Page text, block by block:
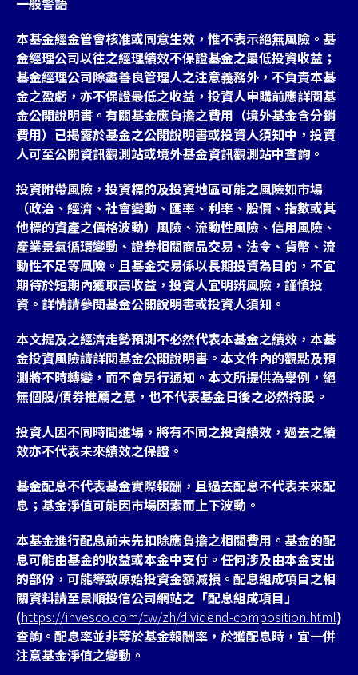
本基金經金管會核准或同意生效，惟不表示絕無風險。基
金經理公司以往之經理績效不保證基金之最低投資收益；
基金經理公司除盡善良管理人之注意義務外，不負責本基
金之盈虧，亦不保證最低之收益，投資人申購前應詳閱基
金公開說明書。有關基金應負擔之費用（境外基金含分銷
費用）已揭露於基金之公開說明書或投資人須知中，投資
人可至公開資訊觀測站或境外基金資訊觀測站中查詢。
投資附帶風險，投資標的及投資地區可能之風險如市場
（政治、經濟、社會變動、匯率、利率、股價、指數或其
他標的資產之價格波動）風險、流動性風險、信用風險、
產業景氣循環變動、證券相關商品交易、法令、貨幣、流
動性不足等風險。且基金交易係以長期投資為目的，不宜
期待於短期內獲取高收益，投資人宜明辨風險，謹慎投
資。詳情請參閱基金公開說明書或投資人須知。
本文提及之經濟走勢預測不必然代表本基金之績效，本基
金投資風險請詳閱基金公開說明書。本文件內的觀點及預
測將不時轉變，而不會另行通知。本文所提供為舉例，絕
無個股/債券推薦之意，也不代表基金日後之必然持股。
投資人因不同時間進場，將有不同之投資績效，過去之績
效亦不代表未來績效之保證。
基金配息不代表基金實際報酬，且過去配息不代表未來配
息；基金淨值可能因市場因素而上下波動。
本基金進行配息前未先扣除應負擔之相關費用。基金的配
息可能由基金的收益或本金中支付。任何涉及由本金支出
的部份，可能導致原始投資金額減損。配息組成項目之相
關資料請至景順投信公司網站之「配息組成項目」
(https://invesco.com/tw/zh/dividend-composition.html)
查詢。配息率並非等於基金報酬率，於獲配息時，宜一併
注意基金淨值之變動。